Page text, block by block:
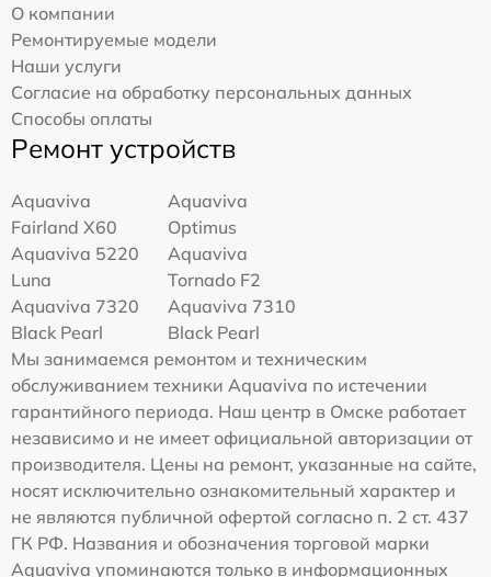
О компании
Ремонтируемые модели
Наши услуги
Согласие на обработку персональных данных
Способы оплаты
Ремонт устройств
Aquaviva
Fairland X60
Aquaviva
Optimus
Aquaviva 5220
Luna
Aquaviva
Tornado F2
Aquaviva 7320
Black Pearl
Aquaviva 7310
Black Pearl
Мы занимаемся ремонтом и техническим
обслуживанием техники Aquaviva по истечении
гарантийного периода. Наш центр в Омске работает
независимо и не имеет официальной авторизации от
производителя. Цены на ремонт, указанные на сайте,
носят исключительно ознакомительный характер и
не являются публичной офертой согласно п. 2 ст. 437
ГК РФ. Названия и обозначения торговой марки
Aquaviva упоминаются только в информационных